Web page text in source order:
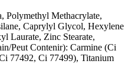
Polymethyl Methacrylate,
Caprylyl Glycol, Hexylene
Laurate, Zinc Stearate,
Peut Contenir): Carmine (Ci
77492, Ci 77499), Titanium